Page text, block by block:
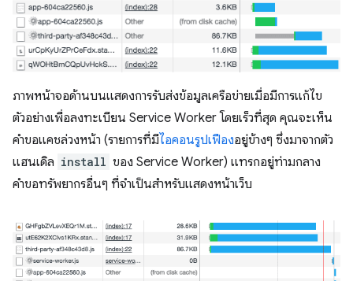
ภาพหน้าจอด้านบนแสดงการรับส่งข้อมูลเครือข่ายเมื่อมีการแก้ไข
ตัวอย่างเพื่อลงทะเบียน Service Worker โดยเร็วที่สุด คุณจะเห็น
คำขอแคชล่วงหน้า (รายการที่มีไอคอนรูปเฟืองอยู่ข้างๆ ซึ่งมาจากตัว
แฮนเดิล install ของ Service Worker) แทรกอยู่ท่ามกลาง
คำขอทรัพยากรอื่นๆ ที่จําเป็นสําหรับแสดงหน้าเว็บ